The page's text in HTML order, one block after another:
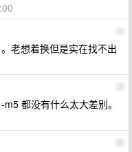
1
老想着换但是实在找不出
2
都没有什么太大差别。
3